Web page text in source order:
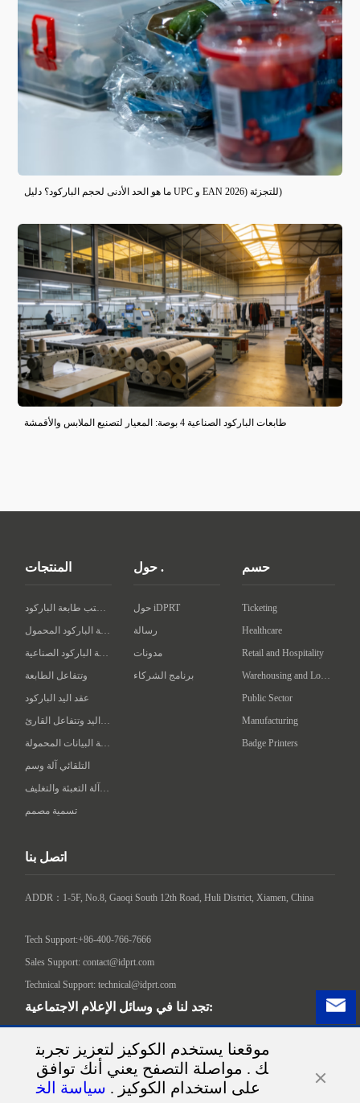
ما هو الحد الأدنى لحجم الباركود؟ دليل UPC و EAN للتجزئة (2026)
طابعات الباركود الصناعية 4 بوصة: المعيار لتصنيع الملابس والأقمشة
موقعنا يستخدم الكوكيز لتعزيز تجربت
ك . مواصلة التصفح يعني أنك توافق
على استخدام الكوكيز . سياسة الخ
المنتجات
وتتفاعل الطابعة
عقد اليد الباركود
التلقائي آلة وسم
تسمية مصمم
حول .
حول iDPRT
رسالة
مدونات
برنامج الشركاء
حسم
Ticketing
Healthcare
Retail and Hospitality
Public Sector
Manufacturing
Badge Printers
اتصل بنا
ADDR：1-5F, No.8, Gaoqi South 12th Road, Huli District, Xiamen, China
Tech Support:+86-400-766-7666
Sales Support: contact@idprt.com
Technical Support: technical@idprt.com
تجد لنا في وسائل الإعلام الاجتماعية: